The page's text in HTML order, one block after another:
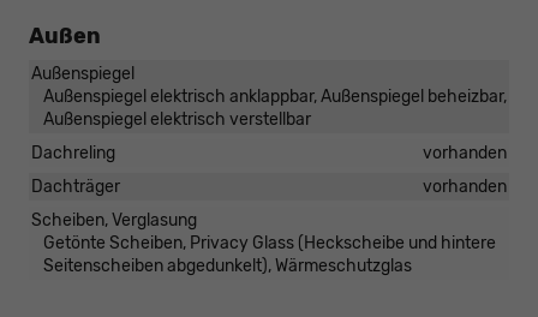
Außen
Außenspiegel
Außenspiegel elektrisch anklappbar, Außenspiegel beheizbar,
Außenspiegel elektrisch verstellbar
Dachreling
vorhanden
Dachträger
vorhanden
Scheiben, Verglasung
Getönte Scheiben, Privacy Glass (Heckscheibe und hintere
Seitenscheiben abgedunkelt), Wärmeschutzglas